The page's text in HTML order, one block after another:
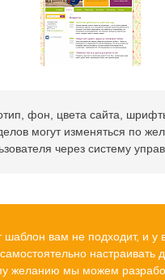
фон, цвета сайта,
могут изменяться по
через систему
шаблон вам не подходит, и у
настраивать
желанию мы можем